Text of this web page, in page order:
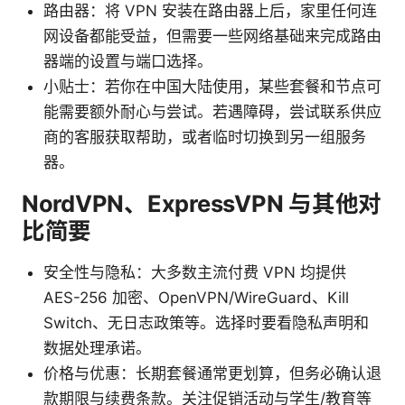
路由器：将 VPN 安装在路由器上后，家里任何连
网设备都能受益，但需要一些网络基础来完成路由
器端的设置与端口选择。
小贴士：若你在中国大陆使用，某些套餐和节点可
能需要额外耐心与尝试。若遇障碍，尝试联系供应
商的客服获取帮助，或者临时切换到另一组服务
器。
NordVPN、ExpressVPN 与其他对
比简要
安全性与隐私：大多数主流付费 VPN 均提供
AES-256 加密、OpenVPN/WireGuard、Kill
Switch、无日志政策等。选择时要看隐私声明和
数据处理承诺。
价格与优惠：长期套餐通常更划算，但务必确认退
款期限与续费条款。关注促销活动与学生/教育等